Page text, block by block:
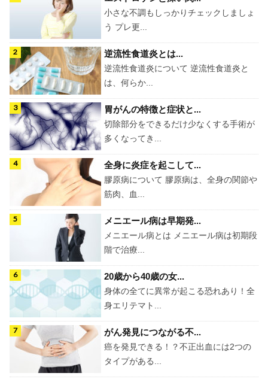
小さな不調もしっかりチェックしましょ
う プレ更...
逆流性食道炎とは...
逆流性食道炎について 逆流性食道炎と
は、何らか...
胃がんの特徴と症状と...
切除部分をできるだけ少なくする手術が
多くなってき...
全身に炎症を起こして...
膠原病について 膠原病は、全身の関節や
筋肉、血...
メニエール病は早期発...
メニエール病とは メニエール病は初期段
階で治療...
20歳から40歳の女...
身体の全てに異常が起こる恐れあり！全
身エリテマト...
がん発見につながる不...
癌を発見できる！？不正出血には2つの
タイプがある...